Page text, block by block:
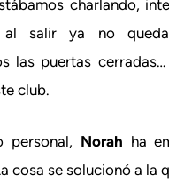
charlando,
al salir ya no
las puertas
club.
personal, Norah ha
cosa se solucionó a la